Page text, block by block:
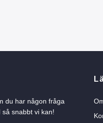
du har någon fråga
snabbt vi kan!